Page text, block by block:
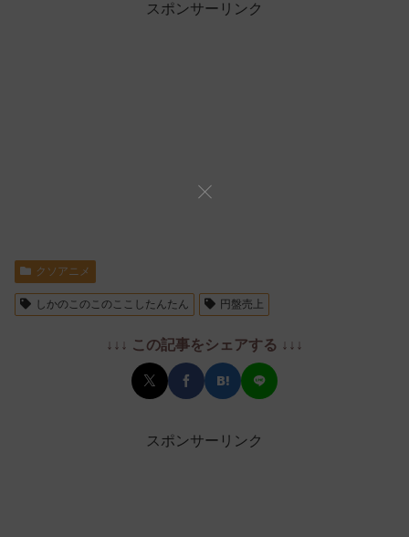
スポンサーリンク
クソアニメ
しかのこのこのここしたんたん 円盤売上
↓↓↓ この記事をシェアする ↓↓↓
スポンサーリンク